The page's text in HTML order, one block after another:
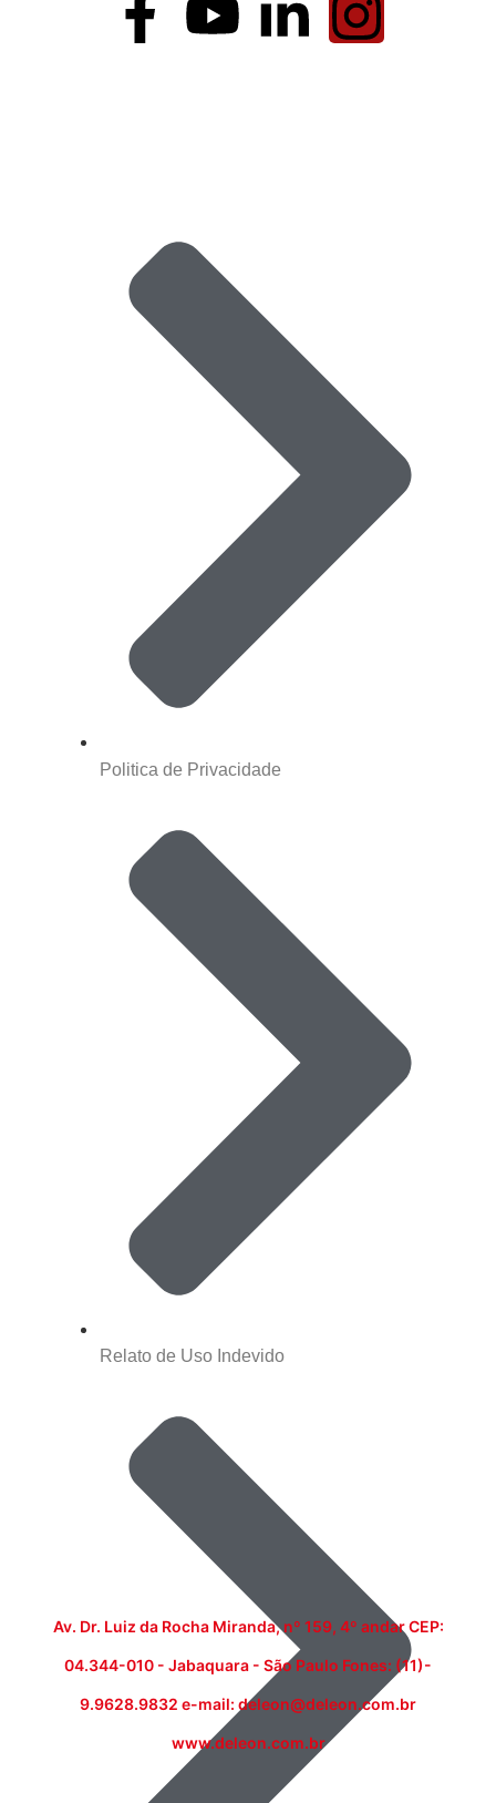
Politica de Privacidade
Relato de Uso Indevido
Av. Dr. Luiz da Rocha Miranda, nº 159, 4º andar CEP:
04.344-010 - Jabaquara - São Paulo Fones: (11)-
9.9628.9832 e-mail: deleon@deleon.com.br
www.deleon.com.br